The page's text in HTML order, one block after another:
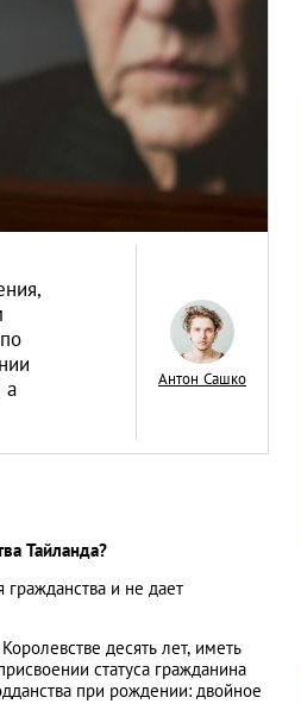
а
Антон Сашко
Тайланда?
и не дает
десять лет, иметь
статуса гражданина
при рождении: двойное
«Тихая гавань» для
интервью с директором по
АНАЛИТИЧЕСКИЕ СТАТЬИ